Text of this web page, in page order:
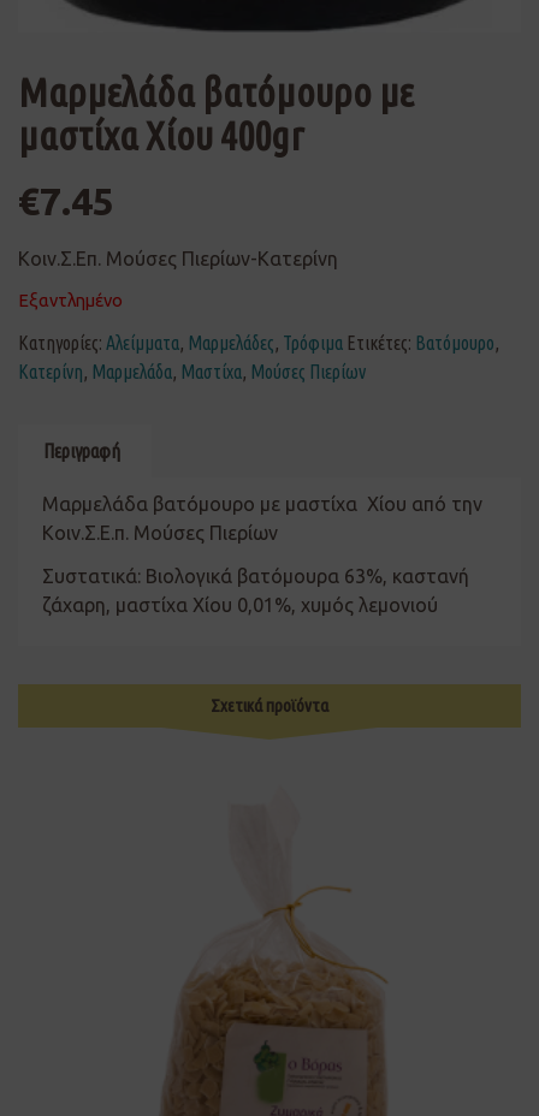
Μαρμελάδα βατόμουρο με
μαστίχα Χίου 400gr
€7.45
Κοιν.Σ.Επ. Μούσες Πιερίων-Κατερίνη
Εξαντλημένο
Κατηγορίες: Αλείμματα, Μαρμελάδες, Τρόφιμα Ετικέτες: Βατόμουρο,
Κατερίνη, Μαρμελάδα, Μαστίχα, Μούσες Πιερίων
Περιγραφή
Μαρμελάδα βατόμουρο με μαστίχα Χίου από την
Κοιν.Σ.Ε.π. Μούσες Πιερίων
Συστατικά: Βιολογικά βατόμουρα 63%, καστανή
ζάχαρη, μαστίχα Χίου 0,01%, χυμός λεμονιού
Σχετικά προϊόντα